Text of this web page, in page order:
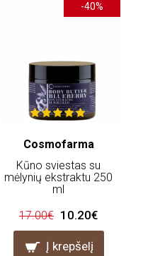
-40%
Cosmofarma
Kūno sviestas su
mėlynių ekstraktu 250
ml
17.00€ 10.20€
Į krepšelį